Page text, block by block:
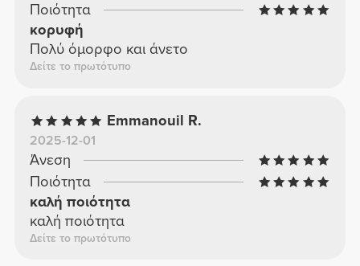
Ποιότητα
κορυφή
Πολύ όμορφο και άνετο
Δείτε το πρωτότυπο
Emmanouil R.
2025-12-01
Άνεση
Ποιότητα
καλή ποιότητα
καλή ποιότητα
Δείτε το πρωτότυπο